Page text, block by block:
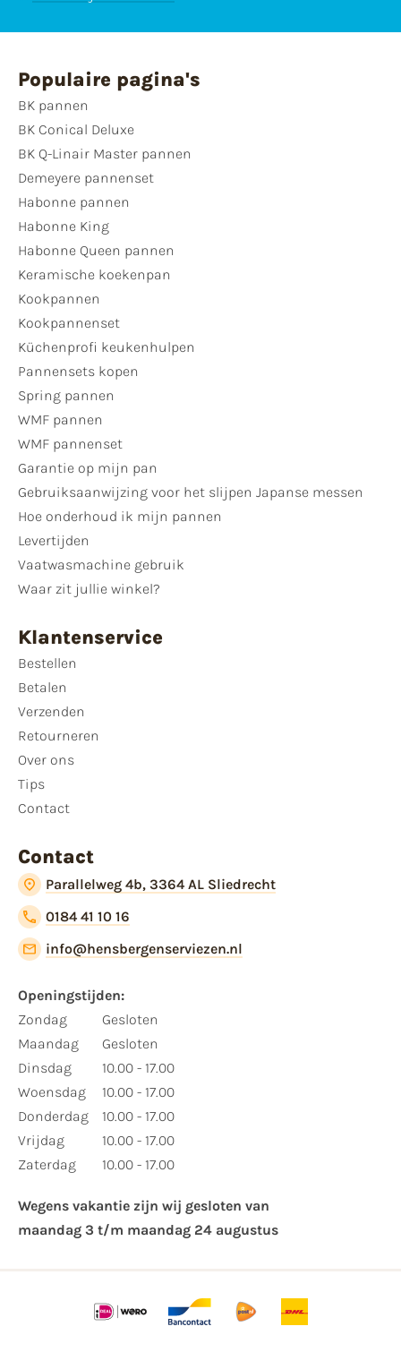
Populaire pagina's
BK pannen
BK Conical Deluxe
BK Q-Linair Master pannen
Demeyere pannenset
Habonne pannen
Habonne King
Habonne Queen pannen
Keramische koekenpan
Kookpannen
Kookpannenset
Küchenprofi keukenhulpen
Pannensets kopen
Spring pannen
WMF pannen
WMF pannenset
Garantie op mijn pan
Gebruiksaanwijzing voor het slijpen Japanse messen
Hoe onderhoud ik mijn pannen
Levertijden
Vaatwasmachine gebruik
Waar zit jullie winkel?
Klantenservice
Bestellen
Betalen
Verzenden
Retourneren
Over ons
Tips
Contact
Contact
Parallelweg 4b, 3364 AL Sliedrecht
0184 41 10 16
info@hensbergenserviezen.nl
Openingstijden:​
​Zondag
Maandag
Dinsdag
Woensdag
Donderdag
Vrijdag
Zaterdag
Gesloten
Gesloten
10.00 - 17.00
10.00 - 17.00
10.00 - 17.00
10.00 - 17.00
10.00 - 17.00
Wegens vakantie zijn wij gesloten van ​
maandag 3 t/m maandag 24 augustus